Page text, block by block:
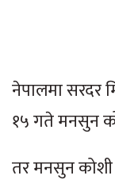
नेपालमा सरदर
१५ गते मनसुन
तर मनसुन कोशी